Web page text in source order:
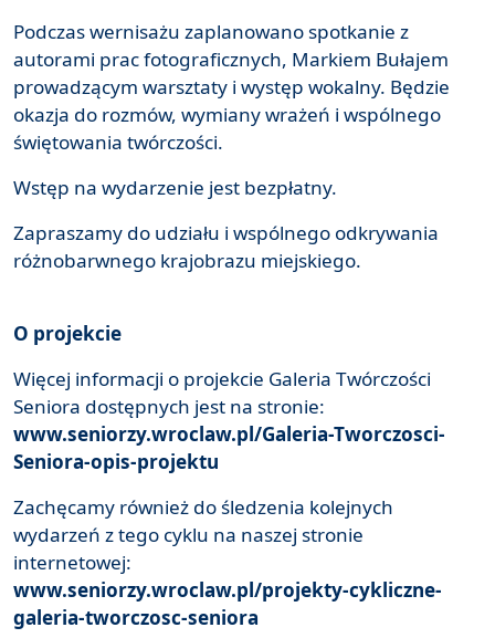
Podczas wernisażu zaplanowano spotkanie z
autorami prac fotograficznych, Markiem Bułajem
prowadzącym warsztaty i występ wokalny. Będzie
okazja do rozmów, wymiany wrażeń i wspólnego
świętowania twórczości.
Wstęp na wydarzenie jest bezpłatny.
Zapraszamy do udziału i wspólnego odkrywania
różnobarwnego krajobrazu miejskiego.
O projekcie
Więcej informacji o projekcie Galeria Twórczości
Seniora dostępnych jest na stronie:
www.seniorzy.wroclaw.pl/Galeria-Tworczosci-
Seniora-opis-projektu
Zachęcamy również do śledzenia kolejnych
wydarzeń z tego cyklu na naszej stronie
internetowej:
www.seniorzy.wroclaw.pl/projekty-cykliczne-
galeria-tworczosc-seniora